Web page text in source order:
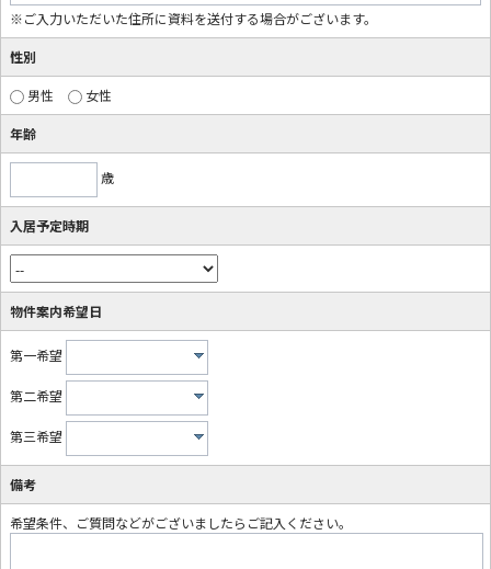
※ご入力いただいた住所に資料を送付する場合がございます。
性別
男性 女性
年齢
歳
入居予定時期
物件案内希望日
第一希望
第二希望
第三希望
備考
希望条件、ご質問などがございましたらご記入ください。